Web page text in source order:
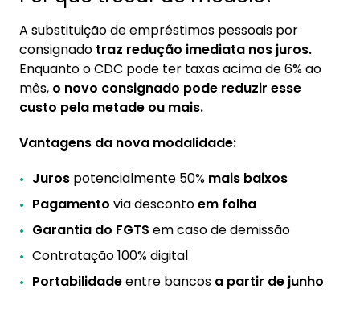
A substituição de empréstimos pessoais por
consignado traz redução imediata nos juros.
Enquanto o CDC pode ter taxas acima de 6% ao
mês, o novo consignado pode reduzir esse
custo pela metade ou mais.
Vantagens da nova modalidade:
Juros potencialmente 50% mais baixos
Pagamento via descontoem folha
Garantia do FGTS em caso de demissão
Contratação 100% digital
Portabilidadeentre bancos a partir de junho